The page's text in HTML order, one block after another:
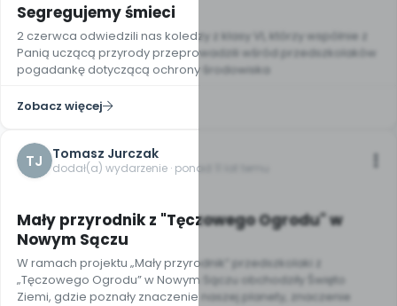
Segregujemy śmieci
2 czerwca odwiedzili nas koledzy z klasy VI, którzy wspólnie z
Panią uczącą przyrody przeprowadzili wśród przedszkolaków
pogadankę dotyczącą ochrony środowiska
Zobacz więcej
TJ Tomasz Jurczak
dodał(a) wydarzenie · ponad 11 lat temu
Mały przyrodnik z "Tęczowego Ogrodu" w
Nowym Sączu
W ramach projektu „Mały przyrodnik” przedszkolaki z
„Tęczowego Ogrodu” w Nowym Sączu obchodziły Święto
Ziemi, gdzie poznały znaczenie naszej planety, znaczenie